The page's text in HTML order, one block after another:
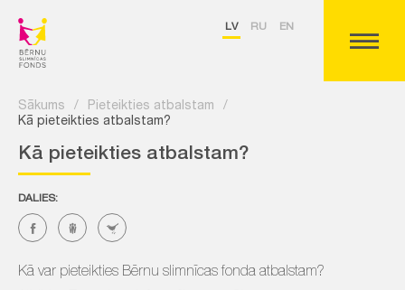
LV RU EN
Sākums / Pieteikties atbalstam
/
Kā pieteikties atbalstam?
Kā pieteikties atbalstam?
DALIES:
Kā var pieteikties Bērnu slimnīcas fonda atbalstam?